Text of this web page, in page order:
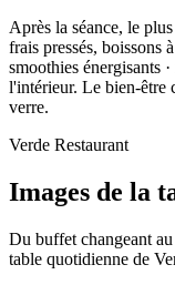
Après la séance, le
frais pressés, boissons
smoothies énergisants
l'intérieur. Le bien-être
verre.
Verde Restaurant
Images de la
Du buffet changeant au
table quotidienne de